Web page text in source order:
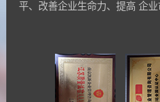
平、改善企业生命力、提高 企